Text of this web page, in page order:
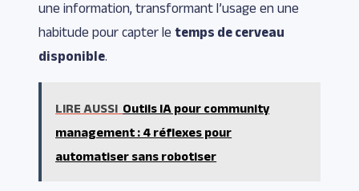
une information, transformant l’usage en une
habitude pour capter le temps de cerveau
disponible.
LIRE AUSSI Outils IA pour community
management : 4 réflexes pour
automatiser sans robotiser